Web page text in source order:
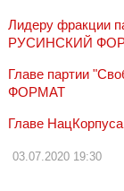
Лидеру фракции
РУСИНСКИЙ
Главе партии
ФОРМАТ
Главе
03.07.2020 19:30